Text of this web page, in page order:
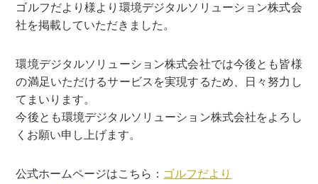
ゴルフだより様より環境デジタルソリューション株式会
社を掲載していただきました。
環境デジタルソリューション株式会社では今後とも皆様
の満足いただけるサービスを実現するため、日々努力し
てまいります。
今後とも環境デジタルソリューション株式会社をよろし
くお願い申し上げます。
公式ホームページはこちら： ゴルフだより